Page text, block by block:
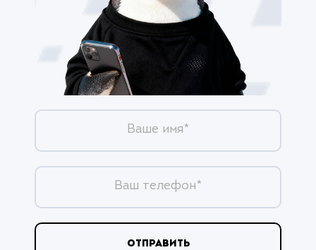
Ваше имя*
Ваш телефон*
ОТПРАВИТЬ